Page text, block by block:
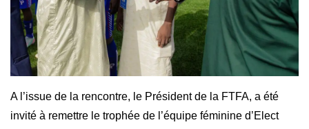
A l’issue de la rencontre, le Président de la FTFA, a été
invité à remettre le trophée de l’équipe féminine d’Elect